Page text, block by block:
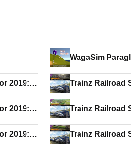
WagaSim
2019:
Trainz Railroad
2019:
Trainz Railroad
2019:
Trainz Railroad